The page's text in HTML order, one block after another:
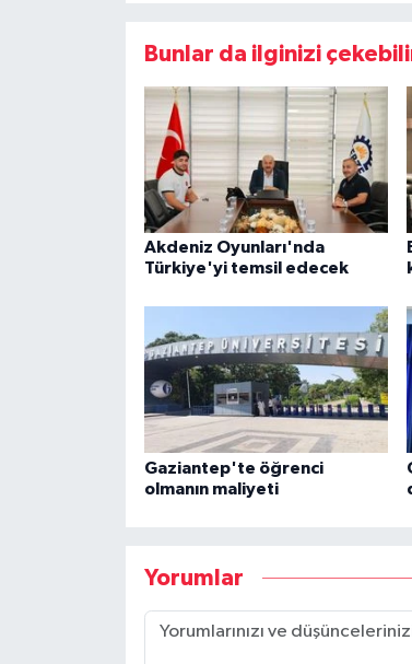
Bunlar da ilginizi
Akdeniz Oyunları'nda
Türkiye'yi temsil edecek
Gaziantep'te öğrenci
olmanın maliyeti
Yorumlar